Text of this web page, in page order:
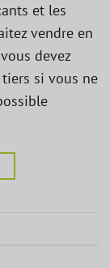
et les
vendre en
devez
si vous ne